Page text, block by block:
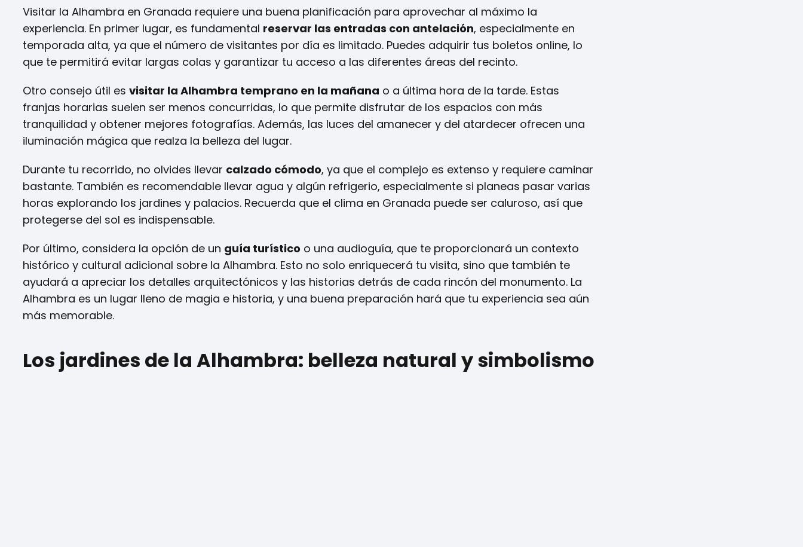
Visitar la Alhambra en Granada requiere una buena planificación para aprovechar al máximo la
experiencia. En primer lugar, es fundamental reservar las entradas con antelación, especialmente en
temporada alta, ya que el número de visitantes por día es limitado. Puedes adquirir tus boletos online, lo
que te permitirá evitar largas colas y garantizar tu acceso a las diferentes áreas del recinto.
Otro consejo útil es visitar la Alhambra temprano en la mañana o a última hora de la tarde. Estas
franjas horarias suelen ser menos concurridas, lo que permite disfrutar de los espacios con más
tranquilidad y obtener mejores fotografías. Además, las luces del amanecer y del atardecer ofrecen una
iluminación mágica que realza la belleza del lugar.
Durante tu recorrido, no olvides llevar calzado cómodo, ya que el complejo es extenso y requiere caminar
bastante. También es recomendable llevar agua y algún refrigerio, especialmente si planeas pasar varias
horas explorando los jardines y palacios. Recuerda que el clima en Granada puede ser caluroso, así que
protegerse del sol es indispensable.
Por último, considera la opción de un guía turístico o una audioguía, que te proporcionará un contexto
histórico y cultural adicional sobre la Alhambra. Esto no solo enriquecerá tu visita, sino que también te
ayudará a apreciar los detalles arquitectónicos y las historias detrás de cada rincón del monumento. La
Alhambra es un lugar lleno de magia e historia, y una buena preparación hará que tu experiencia sea aún
más memorable.
Los jardines de la Alhambra: belleza natural y simbolismo